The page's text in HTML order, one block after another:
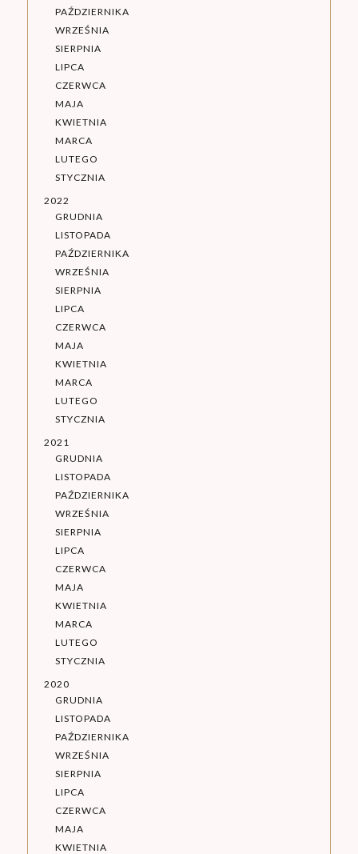
PAŹDZIERNIKA
WRZEŚNIA
SIERPNIA
LIPCA
CZERWCA
MAJA
KWIETNIA
MARCA
LUTEGO
STYCZNIA
2022
GRUDNIA
LISTOPADA
PAŹDZIERNIKA
WRZEŚNIA
SIERPNIA
LIPCA
CZERWCA
MAJA
KWIETNIA
MARCA
LUTEGO
STYCZNIA
2021
GRUDNIA
LISTOPADA
PAŹDZIERNIKA
WRZEŚNIA
SIERPNIA
LIPCA
CZERWCA
MAJA
KWIETNIA
MARCA
LUTEGO
STYCZNIA
2020
GRUDNIA
LISTOPADA
PAŹDZIERNIKA
WRZEŚNIA
SIERPNIA
LIPCA
CZERWCA
MAJA
KWIETNIA